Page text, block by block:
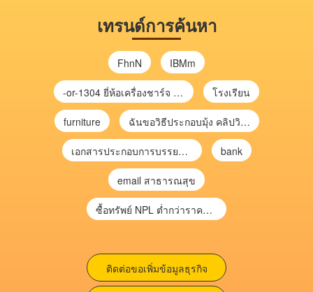
เทรนด์การค้นหา
FhnN IBMm
-or-1304 ยี่ห้อเครื่องชาร์จ chargecore โรงเรียน
furniture ฉันขอวิธีประกอบมุ้ง คลิปวิดีโอ การประกอบมุ้ง
เอกสารประกอบการบรรยาย การประเมินความเสี่ยงเพื่อวางแผนการตรวจสอบ \ bank
email สาธารณสุข
ซื้อทรัพย์ NPL ต่ำกว่าราคาตลาด 30-70% แบบไม่ต้องไปประมูล”
ติดต่อขอเพิ่มข้อมูลธุรกิจ